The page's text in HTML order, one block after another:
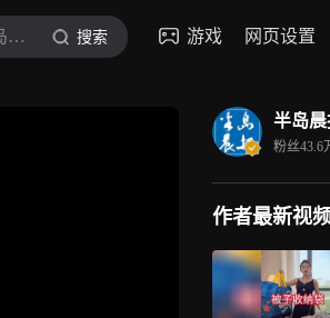
半岛晨报 搜索 游戏 网页设置
半岛晨
粉丝43.6
作者最新视